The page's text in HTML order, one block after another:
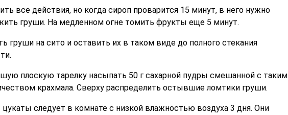
все действия, но когда сироп проварится 15 минут, в него нужно
груши. На медленном огне томить фрукты еще 5 минут.
груши на сито и оставить их в таком виде до полного стекания
плоскую тарелку насыпать 50 г сахарной пудры смешанной с таким
крахмала. Сверху распределить остывшие ломтики груши.
следует в комнате с низкой влажностью воздуха 3 дня. Они